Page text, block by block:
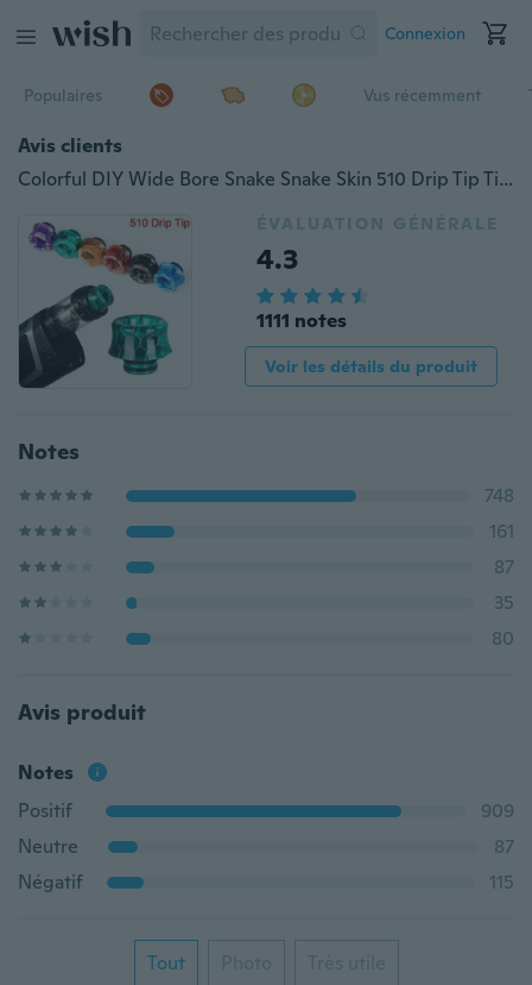
Connexion
Populaires Vus récemment
Avis clients
Colorful DIY Wide Bore Snake Snake Skin 510 Drip Tip Tip Epoxy Resin Mouthpiece Capuchon en résine époxy
ÉVALUATION GÉNÉRALE
4.3
1111 notes
Voir les détails du produit
Notes
748
161
87
35
80
Avis produit
Notes
Positif
909
Neutre
87
Négatif
115
Tout Photo Très utile